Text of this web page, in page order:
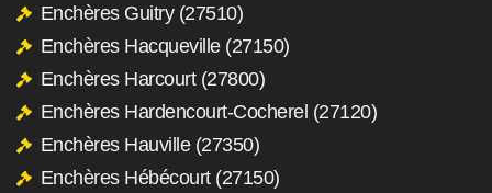
Enchères Guitry (27510)
Enchères Hacqueville (27150)
Enchères Harcourt (27800)
Enchères Hardencourt-Cocherel (27120)
Enchères Hauville (27350)
Enchères Hébécourt (27150)